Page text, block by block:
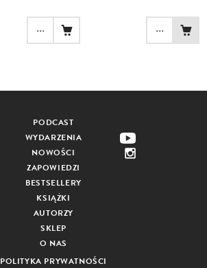
... ...
PODCAST
WYDARZENIA
NOWOŚCI
ZAPOWIEDZI
BESTSELLERY
KSIĄŻKI
AUTORZY
SKLEP
O NAS
POLITYKA PRYWATNOŚCI